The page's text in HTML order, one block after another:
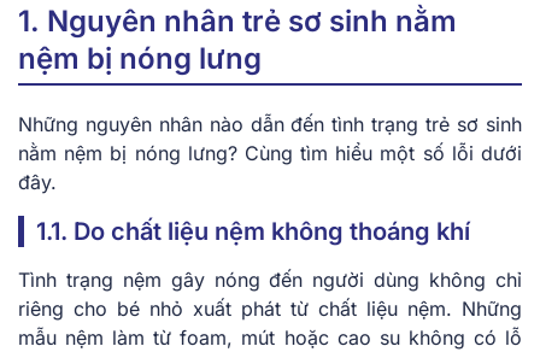
1. Nguyên nhân trẻ sơ sinh nằm
nệm bị nóng lưng
Những nguyên nhân nào dẫn đến tình trạng trẻ sơ sinh
nằm nệm bị nóng lưng? Cùng tìm hiểu một số lỗi dưới
đây.
1.1. Do chất liệu nệm không thoáng khí
Tình trạng nệm gây nóng đến người dùng không chỉ
riêng cho bé nhỏ xuất phát từ chất liệu nệm. Những
mẫu nệm làm từ foam, mút hoặc cao su không có lỗ